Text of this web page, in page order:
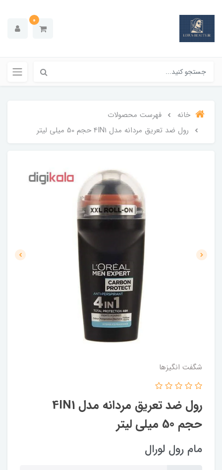
0
خانه
فهرست محصولات
رول ضد تعریق مردانه مدل 4IN1 حجم 50 میلی لیتر
شگفت انگيزها
رول ضد تعریق مردانه مدل 4IN1
حجم 50 میلی لیتر
مام رول لورال